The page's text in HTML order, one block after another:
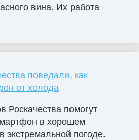
вина. Их работа
поведали, как
от холода
Роскачества помогут
в хорошем
экстремальной погоде.